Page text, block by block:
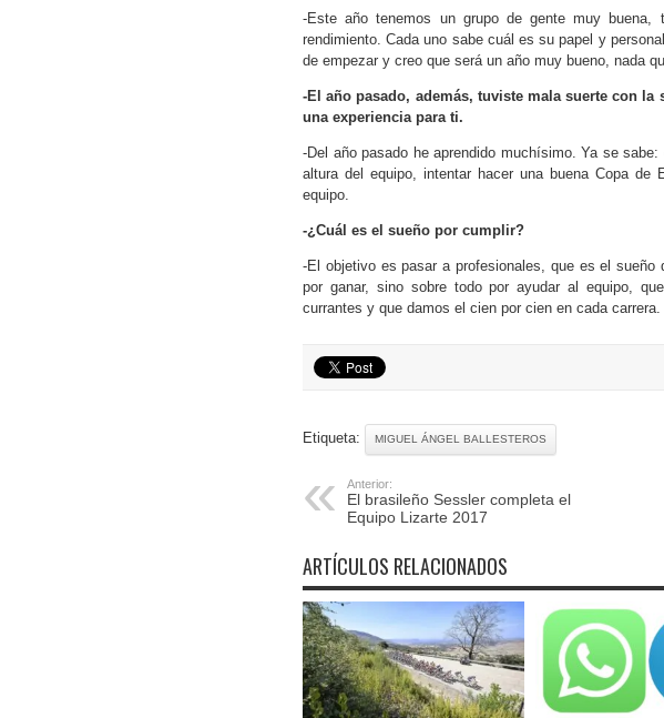
-Este año tenemos un grupo de gente muy
rendimiento. Cada uno sabe cuál es su papel y
de empezar y creo que será un año muy bueno, nada
-El año pasado, además, tuviste mala suerte con
una experiencia para ti.
-Del año pasado he aprendido muchísimo. Ya se
altura del equipo, intentar hacer una buena Copa
equipo.
-¿Cuál es el sueño por cumplir?
-El objetivo es pasar a profesionales, que es el
por ganar, sino sobre todo por ayudar al equipo,
currantes y que damos el cien por cien en cada carrera.
Etiqueta: MIGUEL ÁNGEL BALLESTEROS
Anterior:
El brasileño Sessler completa el
Equipo Lizarte 2017
ARTÍCULOS RELACIONADOS